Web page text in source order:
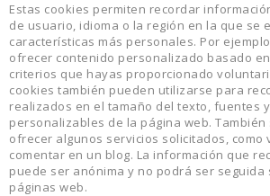
Estas cookies permiten recordar
de usuario, idioma o la región en la que se
características más personales. Por
ofrecer contenido personalizado basado
criterios que hayas proporcionado
cookies también pueden utilizarse para
realizados en el tamaño del texto, fuentes
personalizables de la página web.
ofrecer algunos servicios solicitados, como
comentar en un blog. La información que
puede ser anónima y no podrá ser seguida
páginas web.